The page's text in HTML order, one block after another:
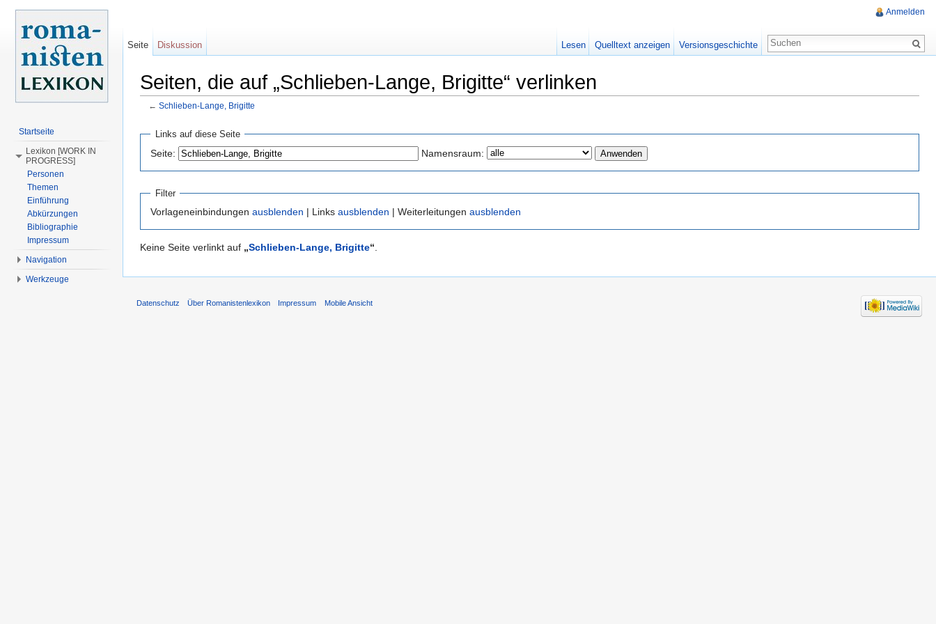
Seiten, die auf „Schlieben-Lange, Brigitte“ verlinken
← Schlieben-Lange, Brigitte
Links auf diese Seite
Seite: Namensraum:
Filter
Vorlageneinbindungen ausblenden | Links ausblenden | Weiterleitungen ausblenden
Keine Seite verlinkt auf „Schlieben-Lange, Brigitte“.
Anmelden
Seite Diskussion Lesen Quelltext anzeigen Versionsgeschichte
Startseite
Lexikon [WORK IN
PROGRESS]
Personen
Themen
Einführung
Abkürzungen
Bibliographie
Impressum
Navigation
Werkzeuge
Datenschutz Über Romanistenlexikon Impressum Mobile Ansicht